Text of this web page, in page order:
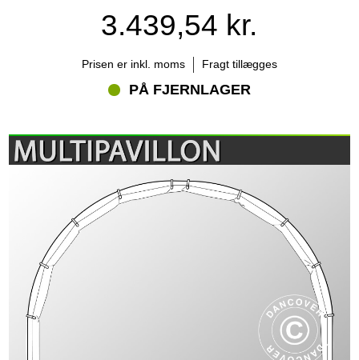
3.439,54 kr.
Prisen er inkl. moms Fragt tillægges
PÅ FJERNLAGER